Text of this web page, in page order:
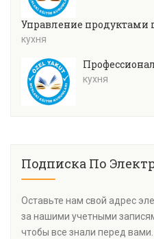
Управление продуктами
кухня
кухня
Подписка По
Оставьте нам свой адрес
за нашими учетными
чтобы все знали перед вами.